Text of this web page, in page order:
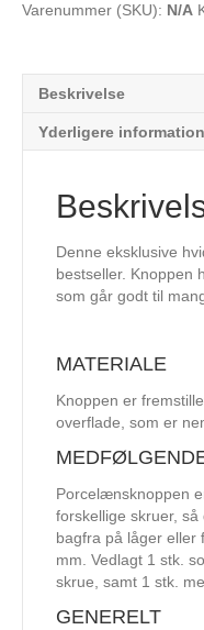
antal
Varenummer (SKU): N/A
Beskrivelse
Yderligere information
Denne eksklusive
bestseller. Knoppen
som går godt til
MATERIALE
Knoppen er
overflade, som er
Porcelænsknoppen
forskellige skruer,
bagfra på låger eller
mm. Vedlagt 1 stk.
skrue, samt 1 stk.
GENERELT